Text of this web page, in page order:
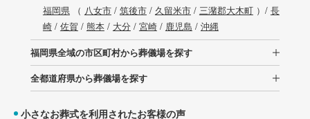
福岡県（ 八女市/ 筑後市/ 久留米市/ 三潴郡大木町）/ 長
崎/ 佐賀 / 熊本/ 大分 / 宮崎/ 鹿児島 / 沖縄
福岡県全域の市区町村から葬儀場を探す
全都道府県から葬儀場を探す
小さなお葬式を利用されたお客様の声